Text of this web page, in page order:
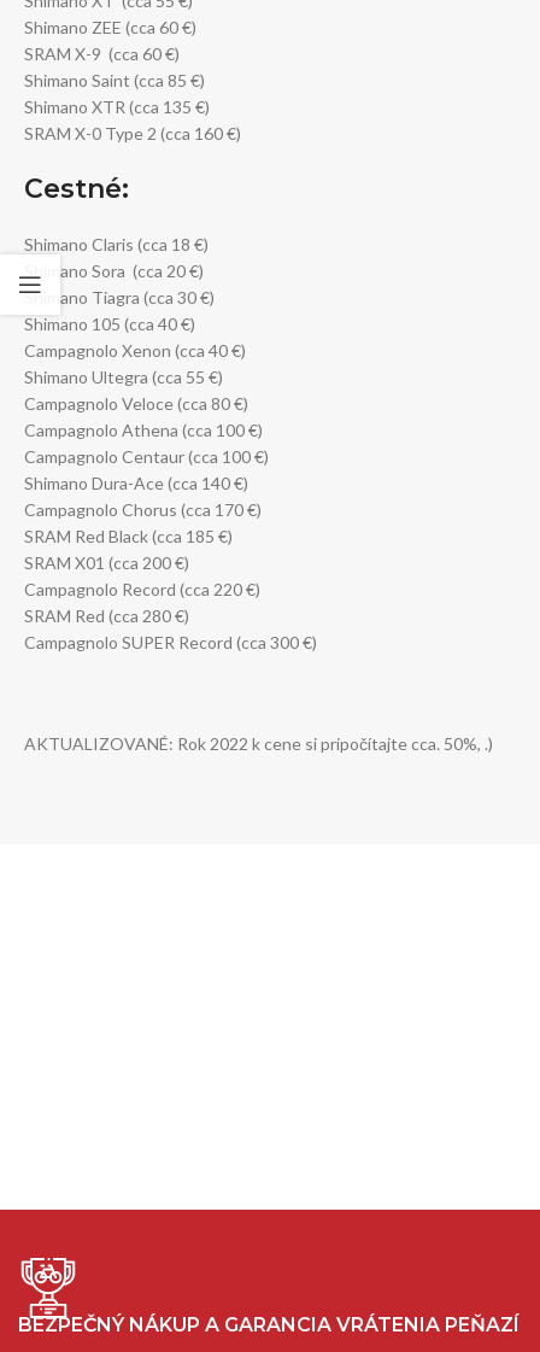
Shimano ZEE (cca 60 €)
SRAM X-9 (cca 60 €)
Shimano Saint (cca 85 €)
Shimano XTR (cca 135 €)
SRAM X-0 Type 2 (cca 160 €)
Cestné:
Shimano Claris (cca 18 €)
Shimano Sora (cca 20 €)
Shimano Tiagra (cca 30 €)
Shimano 105 (cca 40 €)
Campagnolo Xenon (cca 40 €)
Shimano Ultegra (cca 55 €)
Campagnolo Veloce (cca 80 €)
Campagnolo Athena (cca 100 €)
Campagnolo Centaur (cca 100 €)
Shimano Dura-Ace (cca 140 €)
Campagnolo Chorus (cca 170 €)
SRAM Red Black (cca 185 €)
SRAM X01 (cca 200 €)
Campagnolo Record (cca 220 €)
SRAM Red (cca 280 €)
Campagnolo SUPER Record (cca 300 €)
AKTUALIZOVANÉ: Rok 2022 k cene si pripočítajte cca. 50%, .)
BEZPEČNÝ NÁKUP A GARANCIA VRÁTENIA PEŇAZÍ